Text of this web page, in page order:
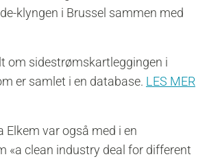
klyngen i Brussel sammen med
om sidestrømskartleggingen i
er samlet i en database. LES MER
Elkem var også med i en
«a clean industry deal for different